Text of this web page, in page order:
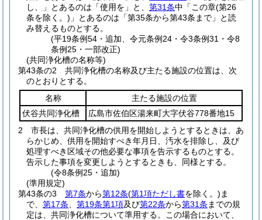
し、」とあるのは「使用を」と、 第31条中「この章(第26
条を除く。) 」とあるのは「第35条から第43条まで」と読
み替えるものとする。
(平19条例54・追加、令元条例24・令3条例31・令8
条例25・一部改正)
(共同浄化槽の名称等)
第43条の2
共同浄化槽の名称及び主たる施設の位置は、次
のとおりとする。
名称
主たる施設の位置
伏谷共同浄化槽
広島市佐伯区湯来町大字伏谷778番地15
2
市長は、共同浄化槽の供用を開始しようとするときは、あ
らかじめ、供用を開始すべき年月日、汚水を排除し、及び
処理すべき区域その他必要な事項を告示するものとする。
告示した事項を変更しようとするときも、同様とする。
(令8条例25・追加)
(準用規定)
第43条の3
第7条から第12条(第1項ただし書を除く。) ま
で、 第17条 第19条第1項及び第22条から第31条 までの規
定は、共同浄化槽について準用する。
この場合において、